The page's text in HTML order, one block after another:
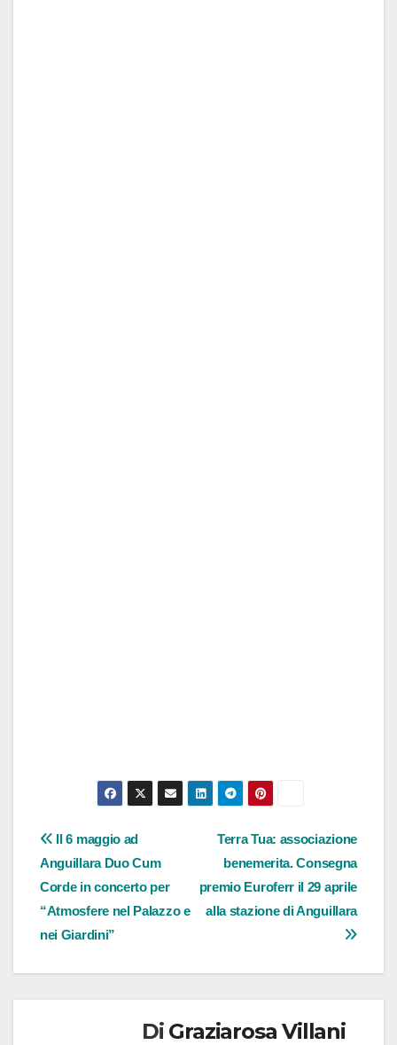
Navigazione
articoli
Terra Tua: associazione
benemerita. Consegna
premio Euroferr il 29 aprile
alla stazione di Anguillara
Il 6 maggio ad
Anguillara Duo Cum
Corde in concerto per
“Atmosfere nel Palazzo e
nei Giardini”
Di Graziarosa Villani